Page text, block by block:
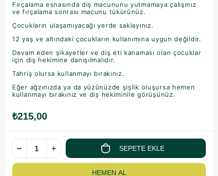
Fırçalama esnasında diş macununu yutmamaya çalışınız
ve fırçalama sonrası macunu tükürünüz.
Çocukların ulaşamıyacağı yerde saklayınız.
12 yaş ve altındaki çocukların kullanımına uygun değildir.
Devam eden şikayetler ve diş eti kanaması olan çocuklar
için diş hekimine danışılmalıdır.
Tahriş olursa kullanmayı bırakınız.
Eğer ağzınızda ya da yüzünüzde şişlik oluşursa hemen
kullanmayı bırakınız ve diş hekiminile görüşünüz.
₺215,00